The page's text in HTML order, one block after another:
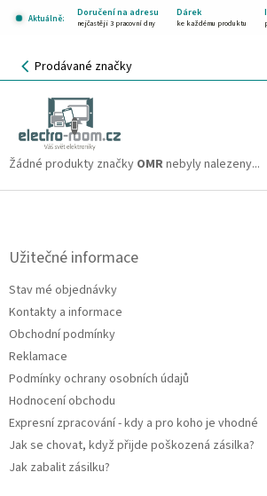
Aktuálně:
Doručení na adresu Dárek
nejčastěji 3 pracovní dny ke každému produktu
NÁKUPNÍ
KOŠÍK
Prodávané značky
OMR
Žádné produkty značky OMRnebyly nalezeny...
Z
Užitečné informace
Stav mé objednávky
Kontakty a informace
Obchodní podmínky
Reklamace
Podmínky ochrany osobních údajů
Hodnocení obchodu
Expresní zpracování - kdy a pro koho je vhodné
Jak se chovat, když přijde poškozená zásilka?
Jak zabalit zásilku?